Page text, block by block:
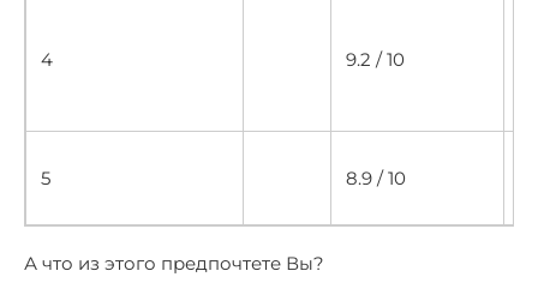
4 9.2 / 10
5 8.9 / 10
А что из этого предпочтете Вы?